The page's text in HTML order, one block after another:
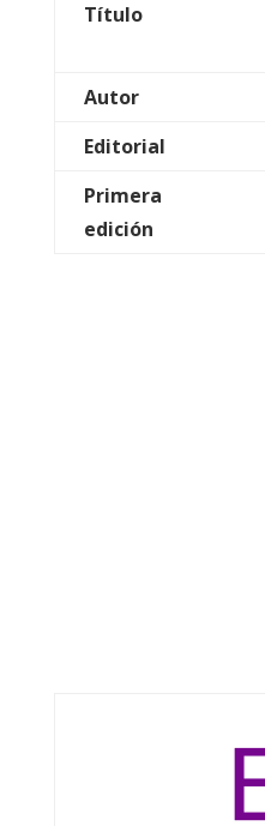
Título
Autor
Editorial
Primera
edición